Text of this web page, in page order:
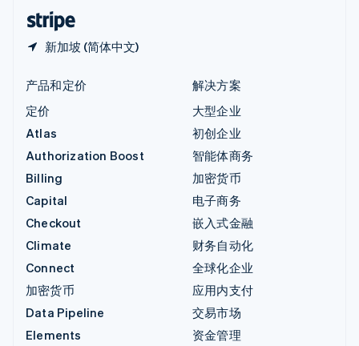
新加坡 (简体中文)
产品和定价
定价
Atlas
Authorization Boost
Billing
Capital
Checkout
Climate
Connect
加密货币
Data Pipeline
Elements
解决方案
大型企业
初创企业
智能体商务
加密货币
电子商务
嵌入式金融
财务自动化
全球化企业
应用内支付
交易市场
资金管理